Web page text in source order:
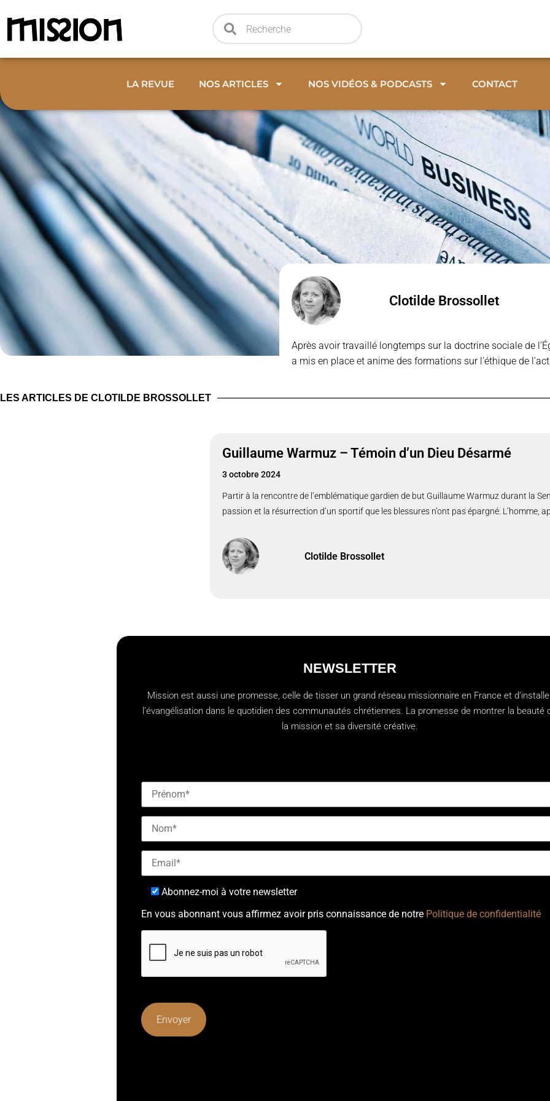
LA REVUE NOS ARTICLES NOS VIDÉOS & PODCASTS CONTACT
Clotilde Brossollet
Après avoir travaillé longtemps sur la doctrine sociale de
a mis en place et anime des formations sur l'éthique de
LES ARTICLES DE CLOTILDE BROSSOLLET
Guillaume Warmuz – Témoin d’un Dieu Désarmé
3 octobre 2024
Partir à la rencontre de l’emblématique gardien de but Guillaume Warmuz durant la
passion et la résurrection d’un sportif que les blessures n’ont pas épargné. L’homme,
Clotilde Brossollet
NEWSLETTER
Mission est aussi une promesse, celle de tisser un grand réseau missionnaire en France et
l’évangélisation dans le quotidien des communautés chrétiennes. La promesse de montrer la beauté
la mission et sa diversité créative.
Abonnez-moi à votre newsletter
En vous abonnant vous affirmez avoir pris connaissance de notre Politique de confidentialité